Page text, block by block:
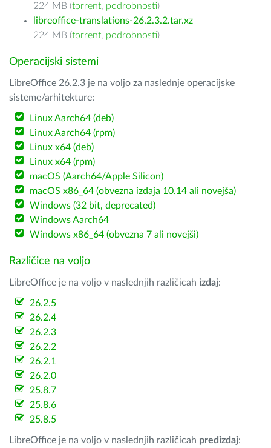
224 MB (torrent, podrobnosti)
libreoffice-translations-26.2.3.2.tar.xz
224 MB (torrent, podrobnosti)
Operacijski sistemi
LibreOffice 26.2.3 je na voljo za naslednje operacijske
sisteme/arhitekture:
Linux Aarch64 (deb)
Linux Aarch64 (rpm)
Linux x64 (deb)
Linux x64 (rpm)
macOS (Aarch64/Apple Silicon)
macOS x86_64 (obvezna izdaja 10.14 ali novejša)
Windows (32 bit, deprecated)
Windows Aarch64
Windows x86_64 (obvezna 7 ali novejši)
Različice na voljo
LibreOffice je na voljo v naslednjih različicah izdaj:
26.2.5
26.2.4
26.2.3
26.2.2
26.2.1
26.2.0
25.8.7
25.8.6
25.8.5
LibreOffice je na voljo v naslednjih različicah predizdaj: